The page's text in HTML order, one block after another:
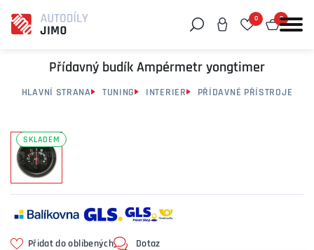
0 0
Přídavný budík Ampérmetr yongtimer
HLAVNÍ STRANA TUNING INTERIER PŘÍDAVNÉ PŘÍSTROJE
SKLADEM
Přidat do oblíbených Dotaz
Můžeme vám pomoci něco najít?